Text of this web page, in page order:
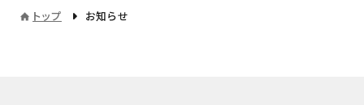
トップ お知らせ